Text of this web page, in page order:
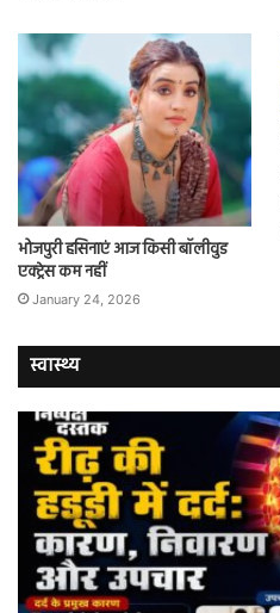
भोजपुरी हसिनाएं आज किसी बॉलीवुड
एक्ट्रेस कम नहीं
January 24, 2026
स्वास्थ्य